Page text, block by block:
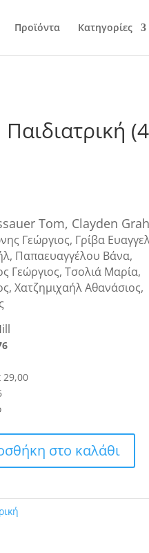
Προϊόντα Κατηγορίες
Tom, Clayden
Γεώργιος, Γρίβα
Παπαευαγγέλου Βάνα,
Γεώργιος, Τσολιά Μαρία,
Χατζημιχαήλ Αθανάσιος,
29,00
στο καλάθι